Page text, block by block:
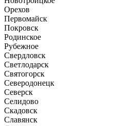
Орехов
Первомайск
Покровск
Родинское
Рубежное
Свердловск
Светлодарск
Святогорск
Северодонецк
Северск
Селидово
Скадовск
Славянск